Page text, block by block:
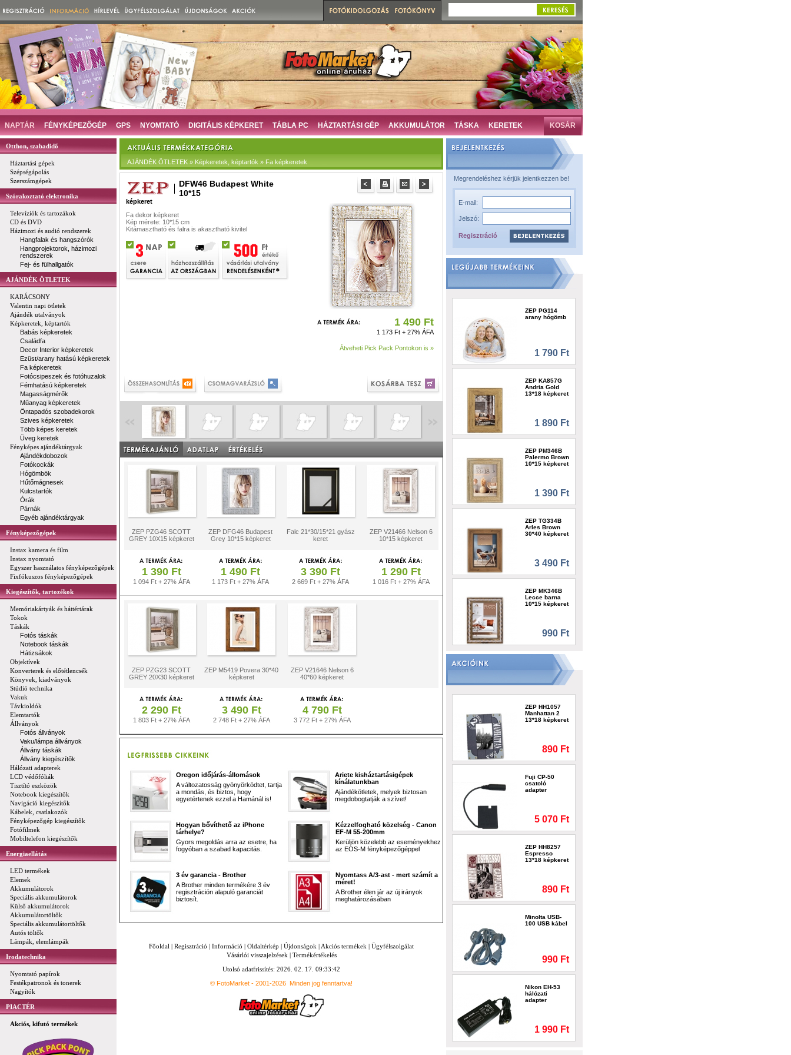
NAPTÁR FÉNYKÉPEZŐGÉP GPS NYOMTATÓ DIGITÁLIS KÉPKERET TÁBLA PC HÁZTARTÁSI GÉP AKKUMULÁTOR TÁSKA KERETEK KOSÁR
Otthon, szabadidő
Háztartási gépek
Szépségápolás
Szerszámgépek
Szórakoztató elektronika
Televíziók és tartozákok
CD és DVD
Házimozi és audió rendszerek
Hangfalak és hangszórók
Hangprojektorok, házimozi
rendszerek
Fej- és fülhallgatók
AJÁNDÉK ÖTLETEK
KARÁCSONY
Valentin napi ötletek
Ajándék utalványok
Képkeretek, képtartók
Babás képkeretek
Családfa
Decor Interior képkeretek
Ezüst/arany hatású képkeretek
Fa képkeretek
Fotócsipeszek és fotóhuzalok
Fémhatású képkeretek
Magasságmérők
Műanyag képkeretek
Öntapadós szobadekorok
Szives képkeretek
Több képes keretek
Üveg keretek
Fényképes ajándéktárgyak
Ajándékdobozok
Fotókockák
Hógömbök
Hűtőmágnesek
Kulcstartók
Órák
Párnák
Egyéb ajándéktárgyak
Fényképezőgépek
Instax kamera és film
Instax nyomtató
Egyszer használatos fényképezőgépek
Fixfókuszos fényképezőgépek
Kiegészítők, tartozékok
Memóriakártyák és háttértárak
Tokok
Táskák
Fotós táskák
Notebook táskák
Hátizsákok
Objektívek
Konverterek és előtétlencsék
Könyvek, kiadványok
Stúdió technika
Vakuk
Távkioldók
Elemtartók
Állványok
Fotós állványok
Vaku/lámpa állványok
Állvány táskák
Állvány kiegészítők
Hálózati adapterek
LCD védőfóliák
Tisztító eszközök
Notebook kiegészítők
Navigáció kiegészítők
Kábelek, csatlakozók
Fényképezőgép kiegészítők
Fotófilmek
Mobiltelefon kiegészítők
Energiaellátás
LED termékek
Elemek
Akkumulátorok
Speciális akkumulátorok
Külső akkumulátorok
Akkumulátortöltők
Speciális akkumulátortöltők
Autós töltők
Lámpák, elemlámpák
Irodatechnika
Nyomtató papírok
Festékpatronok és tonerek
Nagyítók
PIACTÉR
Akciós, kifutó termékek
AJÁNDÉK ÖTLETEK » Képkeretek, képtartók » Fa képkeretek
DFW46 Budapest White
10*15
képkeret
Fa dekor képkeret
Kép mérete: 10*15 cm
Kitámasztható és falra is akasztható kivitel
1 490 Ft
1 173 Ft + 27% ÁFA
Átveheti Pick Pack Pontokon is »
ZEP PZG46 SCOTT
GREY 10X15 képkeret
ZEP DFG46 Budapest
Grey 10*15 képkeret
Falc 21*30/15*21 gyász
keret
ZEP V21466 Nelson 6
10*15 képkeret
1 390 Ft
1 094 Ft + 27% ÁFA
1 490 Ft
1 173 Ft + 27% ÁFA
3 390 Ft
2 669 Ft + 27% ÁFA
1 290 Ft
1 016 Ft + 27% ÁFA
ZEP PZG23 SCOTT
GREY 20X30 képkeret
ZEP M5419 Povera 30*40
képkeret
ZEP V21646 Nelson 6
40*60 képkeret
2 290 Ft
1 803 Ft + 27% ÁFA
3 490 Ft
2 748 Ft + 27% ÁFA
4 790 Ft
3 772 Ft + 27% ÁFA
Oregon időjárás-állomások
A változatosság gyönyörködtet, tartja
a mondás, és biztos, hogy
egyetértenek ezzel a Hamánál is!
Ariete kisháztartásigépek
kínálatunkban
Ajándékötletek, melyek biztosan
megdobogtatják a szívet!
Hogyan bővíthető az iPhone
tárhelye?
Gyors megoldás arra az esetre, ha
fogyóban a szabad kapacitás.
Kézzelfogható közelség - Canon
EF-M 55-200mm
Kerüljön közelebb az eseményekhez
az EOS-M fényképezőgéppel
3 év garancia - Brother
A Brother minden termékére 3 év
regisztráción alapuló garanciát
biztosít.
Nyomtass A/3-ast - mert számít a
méret!
A Brother élen jár az új irányok
meghatározásában
Főoldal | Regisztráció | Információ | Oldaltérkép | Újdonságok | Akciós termékek | Ügyfélszolgálat
Vásárlói visszajelzések | Termékértékelés
Utolsó adatfrissítés: 2026. 02. 17. 09:33:42
© FotoMarket - 2001-2026 Minden jog fenntartva!
Megrendeléshez kérjük jelentkezzen be!
E-mail:
Jelszó:
Regisztráció
ZEP PG114
arany hógömb
1 790 Ft
ZEP KA857G
Andria Gold
13*18 képkeret
1 890 Ft
ZEP PM346B
Palermo Brown
10*15 képkeret
1 390 Ft
ZEP TG334B
Arles Brown
30*40 képkeret
3 490 Ft
ZEP MK346B
Lecce barna
10*15 képkeret
990 Ft
ZEP HH1057
Manhattan 2
13*18 képkeret
890 Ft
Fuji CP-50
csatoló
adapter
5 070 Ft
ZEP HH8257
Espresso
13*18 képkeret
890 Ft
Minolta USB-
100 USB kábel
990 Ft
Nikon EH-53
hálózati
adapter
1 990 Ft